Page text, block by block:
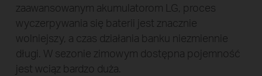
zaawansowanym akumulatorom LG, proces
wyczerpywania się baterii jest znacznie
wolniejszy, a czas działania banku niezmiennie
długi. W sezonie zimowym dostępna pojemność
jest wciąz bardzo duża.